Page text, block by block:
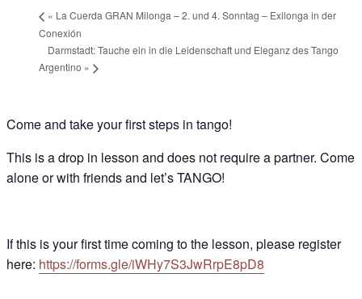
« La Cuerda GRAN Milonga – 2. und 4. Sonntag – Exilonga in der
Conexión
Darmstadt: Tauche ein in die Leidenschaft und Eleganz des Tango
Argentino »
Come and take your first steps in tango!
This is a drop in lesson and does not require a partner. Come
alone or with friends and let’s TANGO!
If this is your first time coming to the lesson, please register
here: https://forms.gle/iWHy7S3JwRrpE8pD8